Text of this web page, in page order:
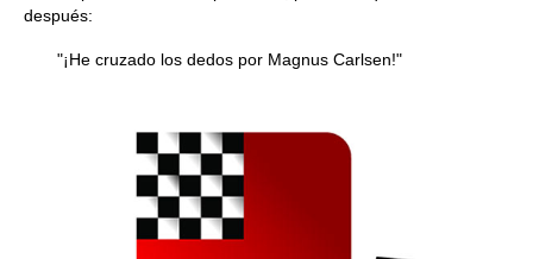
después:
"¡He cruzado los dedos por Magnus Carlsen!"